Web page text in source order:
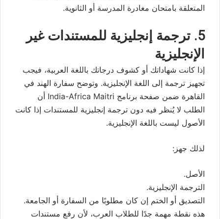
المتعلقة بامتحان مغادرة المدرسة أو الثانوية.
5. ترجمة إنجليزية للمستندات غير
الإنجليزية
إذا كانت شهاداتك أو كشوف درجاتك باللغة العربية، فيجب
تجهيز ترجمة إلى اللغة الإنجليزية. وتوضح سفارة الهند في
القاهرة ضمن صفحة برنامج India-Africa Maitri أن
الطلب لا يُنظر فيه دون ترجمة إنجليزية للمستندات إذا كانت
الأصول ليست باللغة الإنجليزية.
لذلك جهز:
الأصل.
الترجمة الإنجليزية.
التصديق أو الختم إن كان مطلوبًا من السفارة أو الجامعة.
هذه نقطة مهمة جدًا للطلاب العرب، لأن رفع مستندات